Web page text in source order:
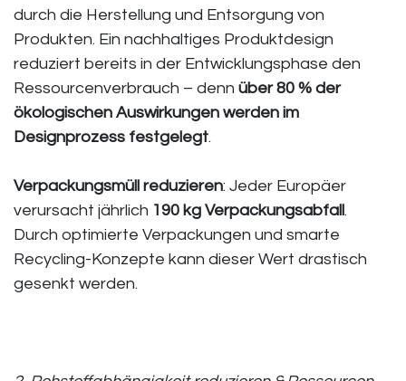
durch die Herstellung und Entsorgung von
Produkten. Ein nachhaltiges Produktdesign
reduziert bereits in der Entwicklungsphase den
Ressourcenverbrauch – denn über 80 % der
ökologischen Auswirkungen werden im
Designprozess festgelegt.
Verpackungsmüll reduzieren: Jeder Europäer
verursacht jährlich 190 kg Verpackungsabfall.
Durch optimierte Verpackungen und smarte
Recycling-Konzepte kann dieser Wert drastisch
gesenkt werden.